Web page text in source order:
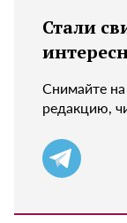
Стали
Снимайте
редакцию,